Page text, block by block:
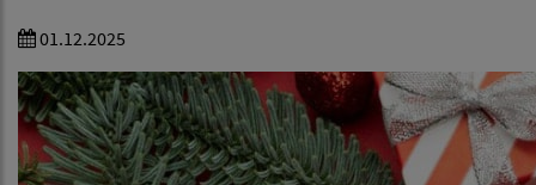
01.12.2025